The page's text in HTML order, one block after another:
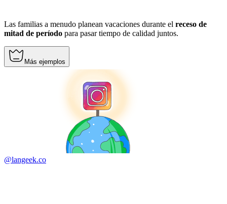
Las familias a menudo planean vacaciones durante el receso de
mitad de período para pasar tiempo de calidad juntos.
Más ejemplos
@langeek.co